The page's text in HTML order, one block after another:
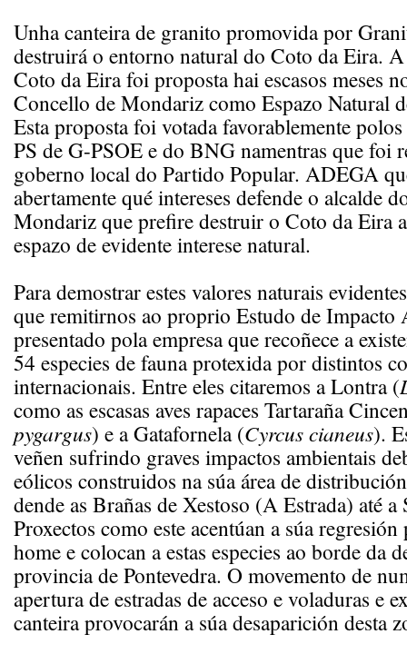
Unha canteira de granito promovida por
destruirá o entorno natural do Coto da Eira.
Coto da Eira foi proposta hai escasos meses
Concello de Mondariz como Espazo Natural
Esta proposta foi votada favorablemente
PS de G-PSOE e do BNG namentras que foi
goberno local do Partido Popular. ADEGA
abertamente qué intereses defende o alcalde
Mondariz que prefire destruir o Coto da Eira
espazo de evidente interese natural.
Para demostrar estes valores naturais
que remitirnos ao proprio Estudo de Impacto
presentado pola empresa que recoñece a
54 especies de fauna protexida por distintos
internacionais. Entre eles citaremos a Lontra (
como as escasas aves rapaces Tartaraña
pygargus) e a Gatafornela (Cyrcus cianeus).
veñen sufrindo graves impactos ambientais
eólicos construidos na súa área de
dende as Brañas de Xestoso (A Estrada) até
Proxectos como este acentúan a súa
home e colocan a estas especies ao borde da
provincia de Pontevedra. O movemento de
apertura de estradas de acceso e voladuras e
canteira provocarán a súa desaparición desta